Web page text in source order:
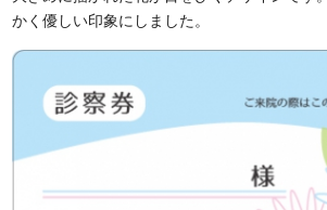
かく優しい印象にしました。